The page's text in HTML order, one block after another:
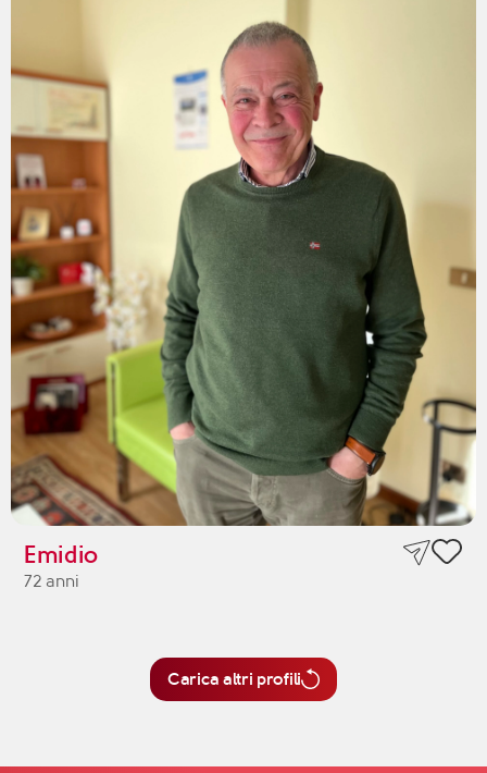
Emidio
72 anni
Carica altri profili